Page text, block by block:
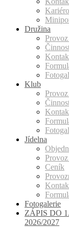
Družina
Klub
Jídelna
Ceník
Fotogalerie
ZÁPIS DO
2026/2027